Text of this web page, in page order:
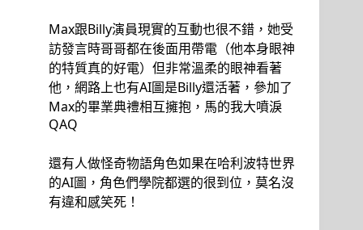
Max跟Billy演員現實的互動也很不錯，她受
訪發言時哥哥都在後面用帶電（他本身眼神
的特質真的好電）但非常溫柔的眼神看著
他，網路上也有AI圖是Billy還活著，參加了
Max的畢業典禮相互擁抱，馬的我大噴淚
QAQ
還有人做怪奇物語角色如果在哈利波特世界
的AI圖，角色們學院都選的很到位，莫名沒
有違和感笑死！